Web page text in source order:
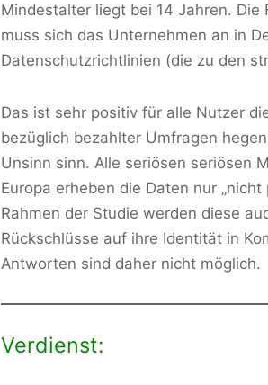
Mindestalter liegt bei 14 Jahren.
muss sich das Unternehmen an in
Datenschutzrichtlinien (die zu den
Das ist sehr positiv für alle Nutzer
bezüglich bezahlter Umfragen
Unsinn sinn. Alle seriösen seriösen
Europa erheben die Daten nur
Rahmen der Studie werden diese
Rückschlüsse auf ihre Identität in
Antworten sind daher nicht möglich.
Verdienst: